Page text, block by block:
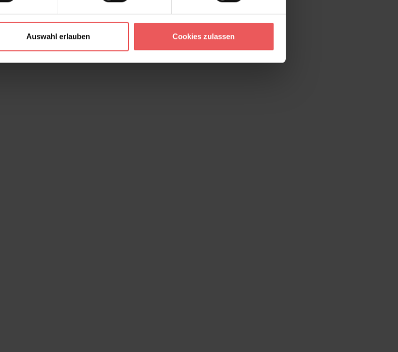
Auswahl erlauben Cookies zulassen